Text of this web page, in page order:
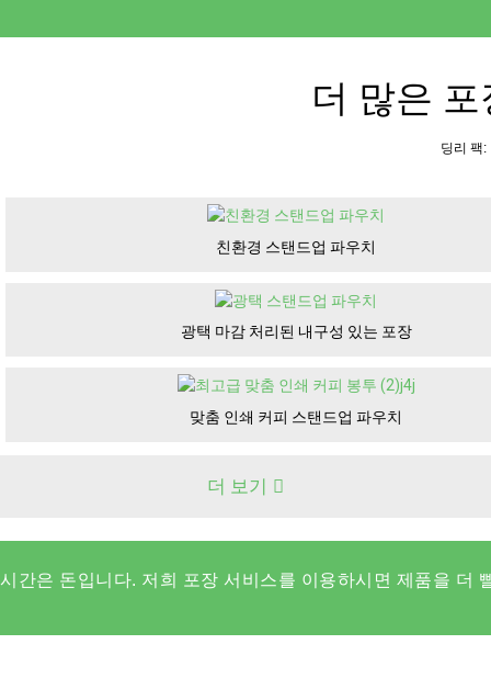
더 많은
딩리 팩:
친환경 스탠드업 파우치
광택 마감 처리된 내구성 있는 포장
맞춤 인쇄 커피 스탠드업 파우치
더 보기
시간은 돈입니다. 저희 포장 서비스를 이용하시면 제품을 더